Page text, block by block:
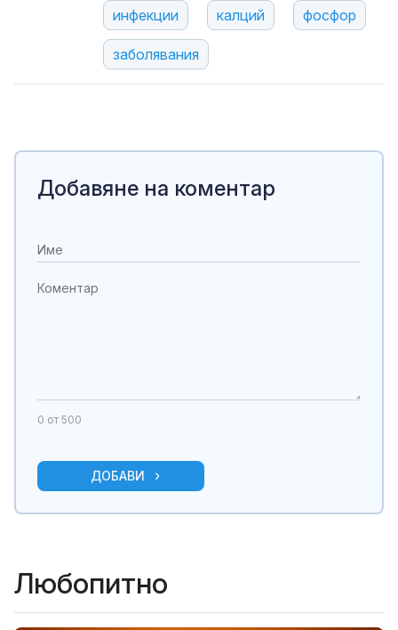
инфекции калций фосфор
заболявания
Добавяне на коментар
0 от 500
ДОБАВИ
Любопитно